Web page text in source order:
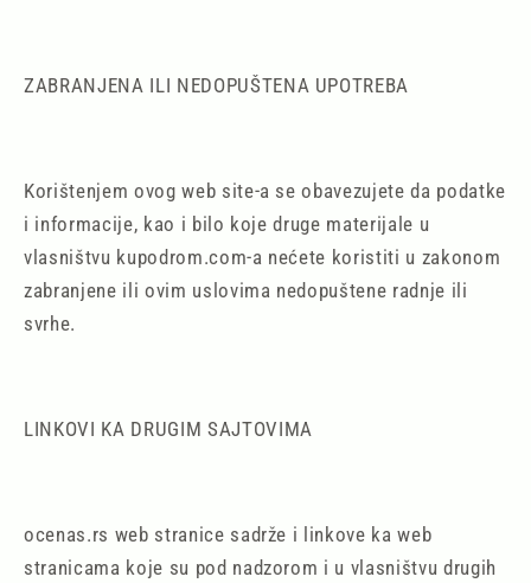
ZABRANJENA ILI NEDOPUŠTENA UPOTREBA
Korištenjem ovog web site-a se obavezujete da podatke
i informacije, kao i bilo koje druge materijale u
vlasništvu kupodrom.com-a nećete koristiti u zakonom
zabranjene ili ovim uslovima nedopuštene radnje ili
svrhe.
LINKOVI KA DRUGIM SAJTOVIMA
ocenas.rs web stranice sadrže i linkove ka web
stranicama koje su pod nadzorom i u vlasništvu drugih